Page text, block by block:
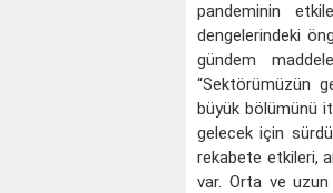
pandeminin
dengelerindeki
gündem
“Sektörümüzün
büyük bölümünü
gelecek için
rekabete etkileri,
var. Orta ve uzun